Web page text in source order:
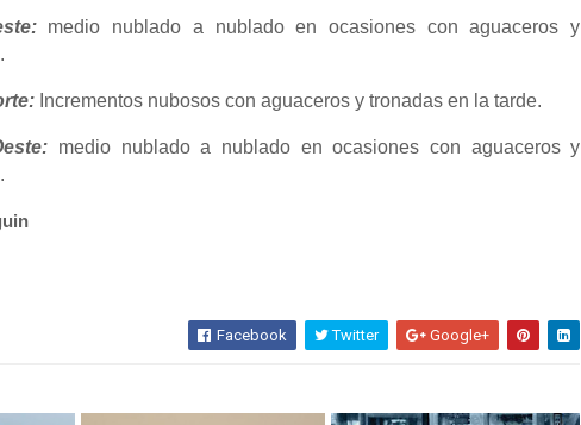
medio nublado a nublado en ocasiones con aguaceros y
Incrementos nubosos con aguaceros y tronadas en la tarde.
medio nublado a nublado en ocasiones con aguaceros y
Facebook Twitter Google+